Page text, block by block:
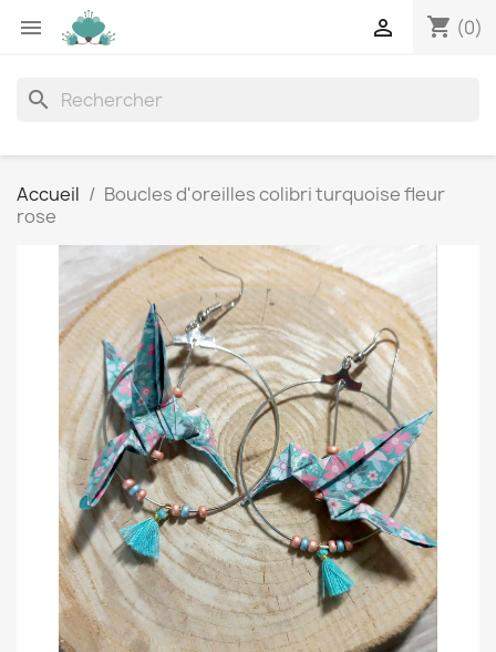
 shopping_cart (0)

search
Accueil
Boucles d'oreilles colibri turquoise fleur
rose